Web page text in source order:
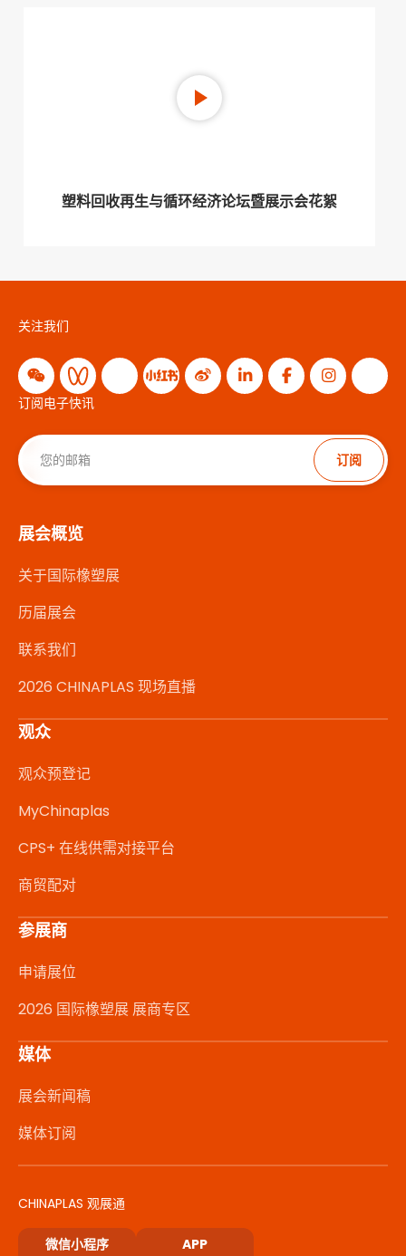
塑料回收再生与循环经济论坛暨展示会花絮
关注我们
订阅电子快讯
订阅
展会概览
关于国际橡塑展
历届展会
联系我们
2026 CHINAPLAS 现场直播
观众
观众预登记
MyChinaplas
CPS+ 在线供需对接平台
商贸配对
参展商
申请展位
2026 国际橡塑展 展商专区
媒体
展会新闻稿
媒体订阅
CHINAPLAS 观展通
微信小程序 APP